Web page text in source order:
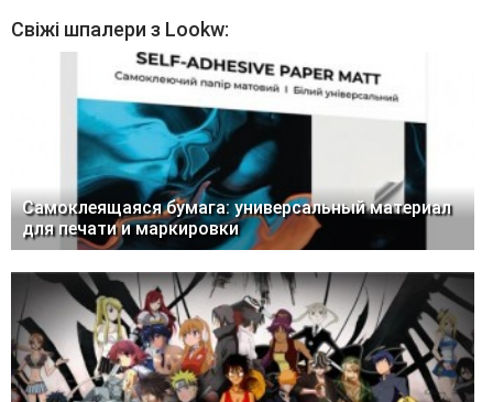
Птицы 3 (1600x1200) (30 обоев)
Свіжі шпалери з Lookw: